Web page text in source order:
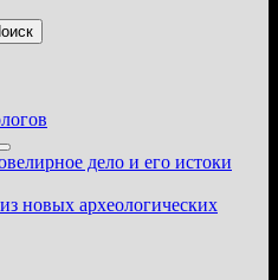
Показать
подменю
дело и его истоки
новых археологических